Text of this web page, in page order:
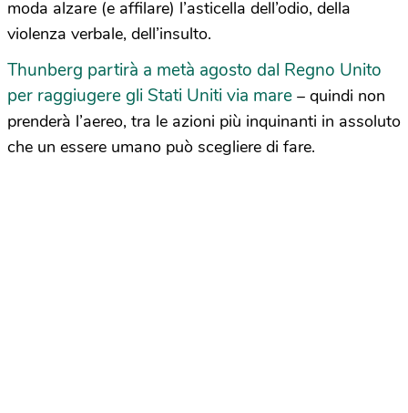
moda alzare (e affilare) l’asticella dell’odio, della
violenza verbale, dell’insulto.
Thunberg partirà a metà agosto dal Regno Unito
per raggiugere gli Stati Uniti via mare – quindi non
prenderà l’aereo, tra le azioni più inquinanti in assoluto
che un essere umano può scegliere di fare.